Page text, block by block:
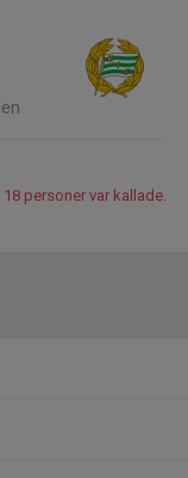
personer var kallade.